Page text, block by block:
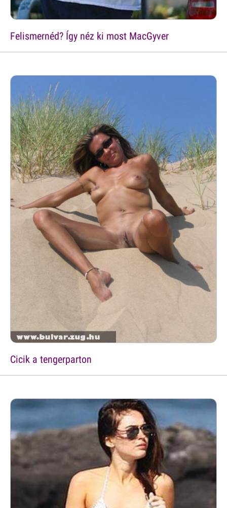
Felismernéd? Így néz ki most MacGyver
Cicik a tengerparton